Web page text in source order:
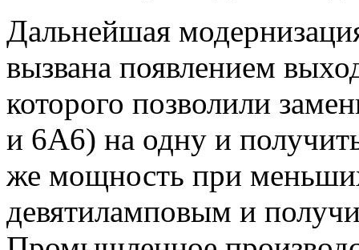
Дальнейшая
вызвана появлением
которого позволили
и 6А6) на одну и
же мощность при
девятиламповым и